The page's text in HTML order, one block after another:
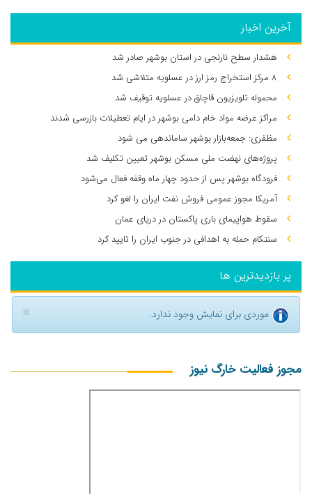
آخرین اخبار
هشدار سطح نارنجی در استان بوشهر صادر شد
۸ مرکز استخراج رمز ارز در عسلویه متلاشی شد
محموله تلویزیون قاچاق در عسلویه توقیف شد
مراکز عرضه مواد خام دامی بوشهر در ایام تعطیلات بازرسی شدند
مظفری: جمعه‌بازار بوشهر ساماندهی می‌ شود
پروژه‌های نهضت ملی مسکن بوشهر تعیین تکلیف شد
فرودگاه بوشهر پس از حدود چهار ماه وقفه فعال می‌شود
آمریکا مجوز عمومی فروش نفت ایران را لغو کرد
سقوط هواپیمای باری پاکستان در دریای عمان
سنتکام حمله به اهدافی در جنوب ایران را تایید کرد
پر بازدیدترین ها
× موردی برای نمایش وجود ندارد.
مجوز فعالیت خارگ نیوز